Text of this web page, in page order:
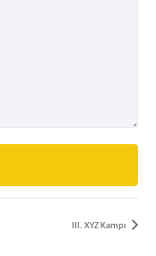
III. XYZ Kampı